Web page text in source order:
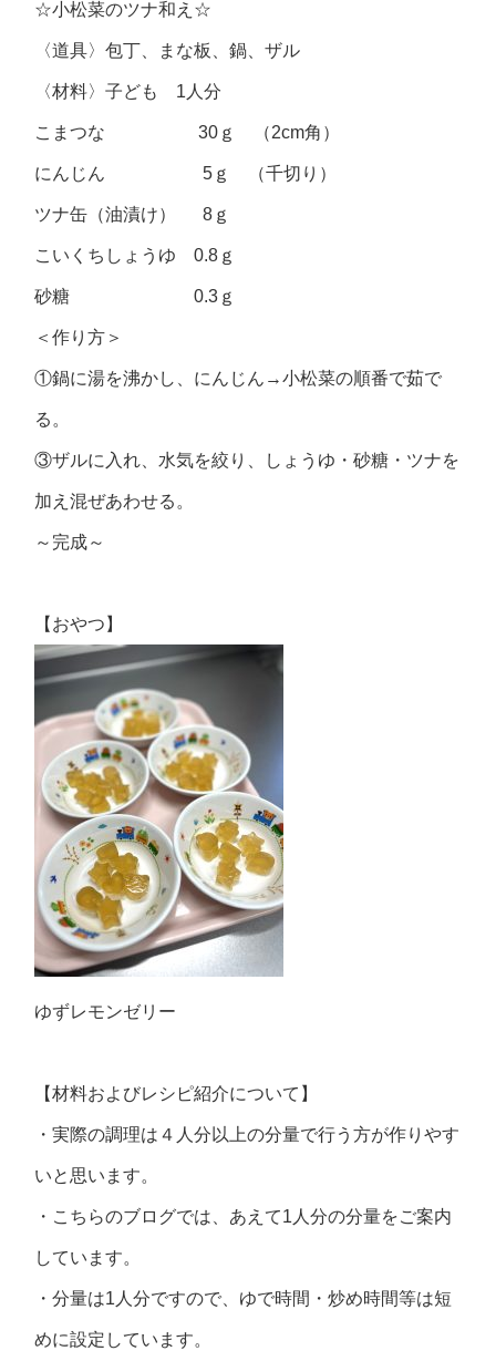
☆小松菜のツナ和え☆
〈道具〉包丁、まな板、鍋、ザル
〈材料〉子ども 1人分
こまつな 30ｇ （2cm角）
にんじん 5ｇ （千切り）
ツナ缶（油漬け） 8ｇ
こいくちしょうゆ 0.8ｇ
砂糖 0.3ｇ
＜作り方＞
①鍋に湯を沸かし、にんじん→小松菜の順番で茹で
る。
③ザルに入れ、水気を絞り、しょうゆ・砂糖・ツナを
加え混ぜあわせる。
～完成～
【おやつ】
ゆずレモンゼリー
【材料およびレシピ紹介について】
・実際の調理は４人分以上の分量で行う方が作りやす
いと思います。
・こちらのブログでは、あえて1人分の分量をご案内
しています。
・分量は1人分ですので、ゆで時間・炒め時間等は短
めに設定しています。